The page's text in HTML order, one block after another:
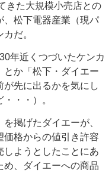
きた大規模小売店との
、松下電器産業（現パ
だ。
近くつづいたケンカ
とか「松下・ダイエー
先に出るかを気にし
・・）。
掲げたダイエーが、
格からの値引き許容
しようとしたことにあ
め、ダイエーへの商品